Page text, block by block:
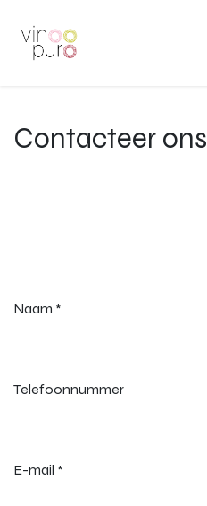
Contacteer ons
Naam *
Telefoonnummer
E-mail *